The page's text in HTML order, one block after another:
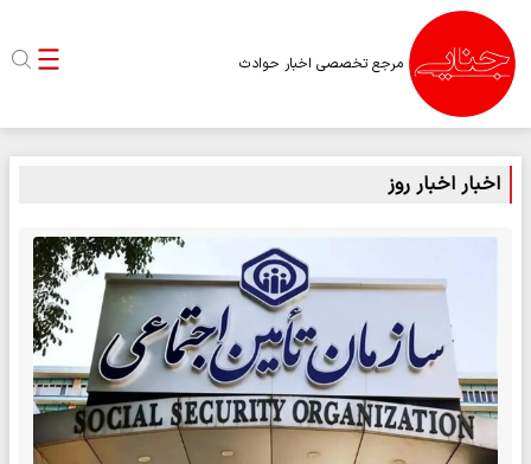
مرجع تخصصی اخبار حوادث
اخبار اخبار روز